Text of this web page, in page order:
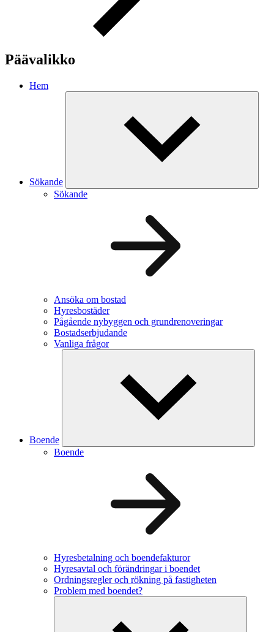
Päävalikko
Hem
Sökande
Sökande
Ansöka om bostad
Hyresbostäder
Pågående nybyggen och grundrenoveringar
Bostadserbjudande
Vanliga frågor
Boende
Boende
Hyresbetalning och boendefakturor
Hyresavtal och förändringar i boendet
Ordningsregler och rökning på fastigheten
Problem med boendet?